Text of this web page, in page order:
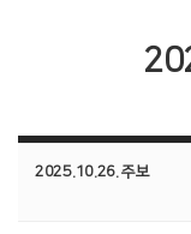
2025.10.26. 주보